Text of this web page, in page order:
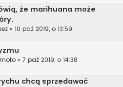
że marihuana może
« 10 paź 2019, o 13:59
« 7 paź 2019, o 14:38
chcą sprzedawać